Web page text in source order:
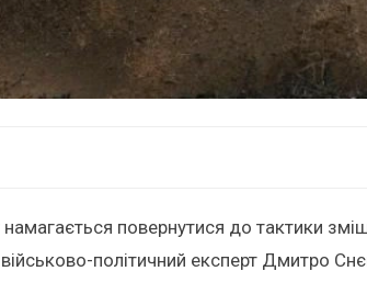
повернутися до тактики
політичний експерт Дмитро